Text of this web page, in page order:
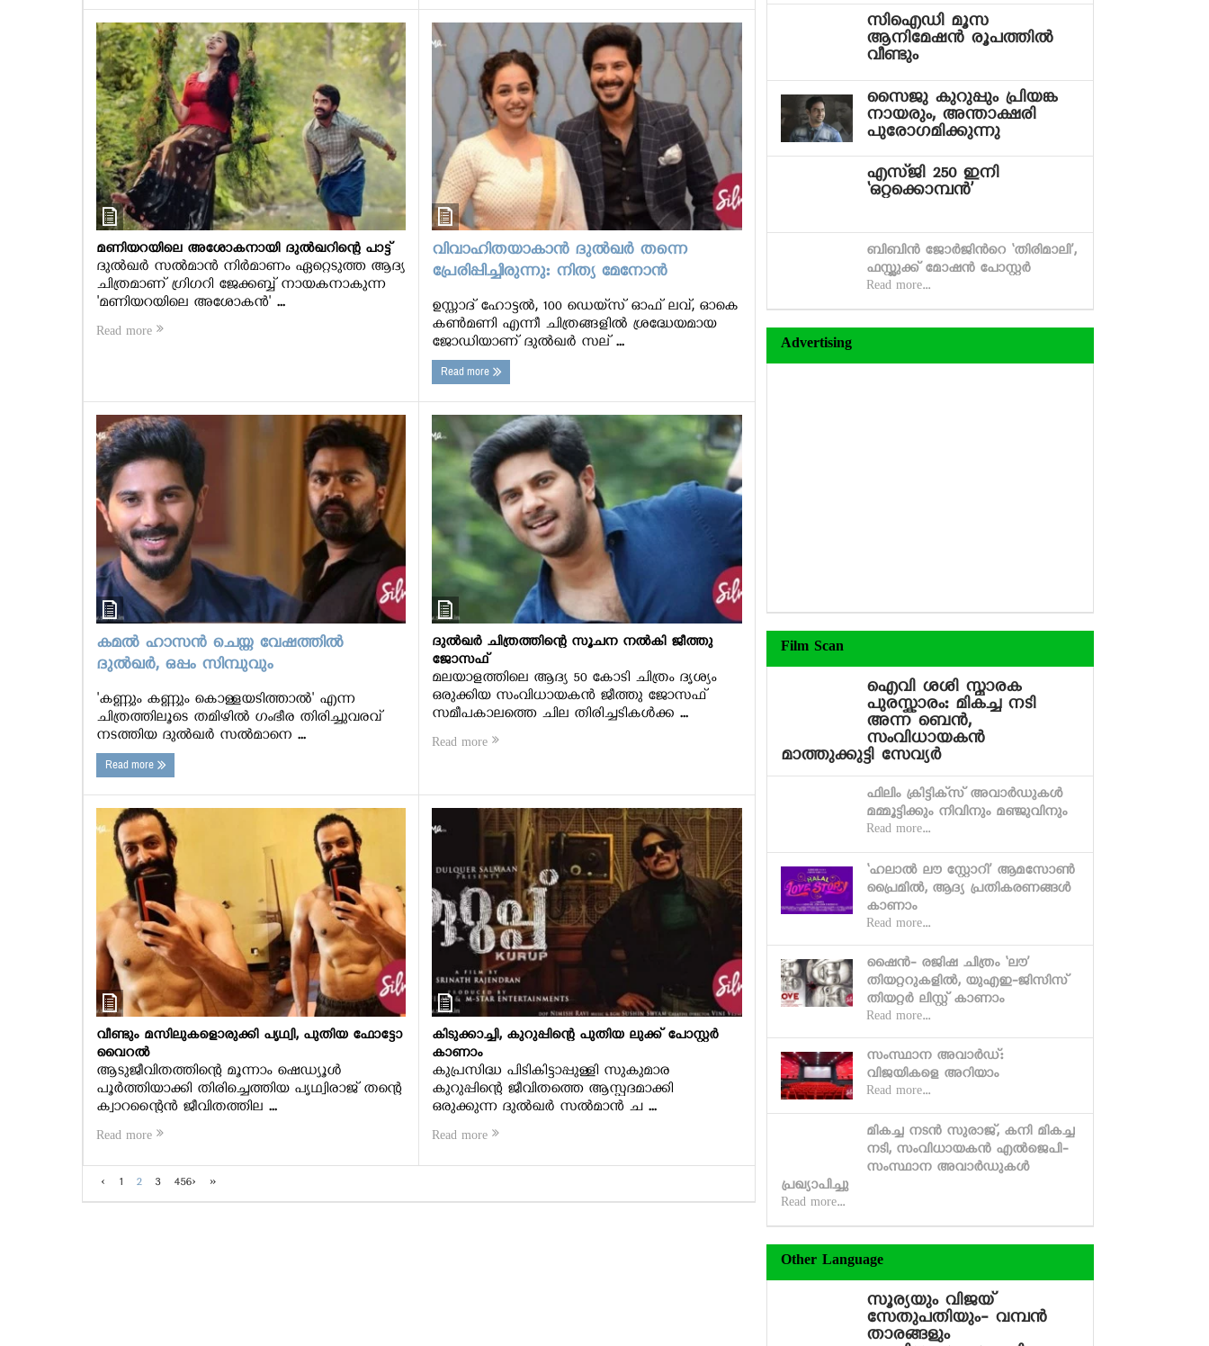
മണിയറയിലെ അശോകനായി ദുല്‍ഖറിന്റെ പാട്ട്
ദുല്‍ഖര്‍ സല്‍മാന്‍ നിര്‍മാണം ഏറ്റെടുത്ത ആദ്യ
ചിത്രമാണ് ഗ്രിഗറി ജേക്കബ്ബ് നായകനാകുന്ന
'മണിയറയിലെ അശോകന്‍' ...
Read more
വിവാഹിതയാകാന്‍ ദുല്‍ഖര്‍ തന്നെ
പ്രേരിപ്പിച്ചിരുന്നു: നിത്യ മേനോന്‍
ഉസ്താദ് ഹോട്ടല്‍, 100 ഡെയ്‌സ് ഓഫ് ലവ്, ഓകെ
കണ്‍മണി എന്നീ ചിത്രങ്ങളില്‍ ശ്രദ്ധേയമായ
ജോഡിയാണ് ദുല്‍ഖര്‍ സല് ...
Read more
കമല്‍ ഹാസന്‍ ചെയ്ത വേഷത്തില്‍
ദുല്‍ഖര്‍, ഒപ്പം സിമ്പുവും
'കണ്ണും കണ്ണും കൊള്ളയടിത്താല്‍' എന്ന
ചിത്രത്തിലൂടെ തമിഴില്‍ ഗംഭീര തിരിച്ചുവരവ്
നടത്തിയ ദുല്‍ഖര്‍ സല്‍മാനെ ...
Read more
ദുല്‍ഖര്‍ ചിത്രത്തിന്റെ സൂചന നല്‍കി ജീത്തു
ജോസഫ്
മലയാളത്തിലെ ആദ്യ 50 കോടി ചിത്രം ദൃശ്യം
ഒരുക്കിയ സംവിധായകന്‍ ജീത്തു ജോസഫ്
സമീപകാലത്തെ ചില തിരിച്ചടികള്‍ക്ക ...
Read more
വീണ്ടും മസിലുകളൊരുക്കി പൃഥ്വി, പുതിയ ഫോട്ടോ
വൈറല്‍
ആടുജീവിതത്തിന്റെ മൂന്നാം ഷെഡ്യൂള്‍
പൂര്‍ത്തിയാക്കി തിരിച്ചെത്തിയ പൃഥ്വിരാജ് തന്റെ
ക്വാറന്റൈന്‍ ജീവിതത്തില ...
Read more
കിടുക്കാച്ചി, കുറുപ്പിന്റെ പുതിയ ലുക്ക് പോസ്റ്റര്‍
കാണാം
കുപ്രസിദ്ധ പിടികിട്ടാപ്പുള്ളി സുകുമാര
കുറുപ്പിന്റെ ജീവിതത്തെ ആസ്പദമാക്കി
ഒരുക്കുന്ന ദുല്‍ഖര്‍ സല്‍മാന്‍ ച ...
Read more
‹ 1 2 3 456› »
സിഐഡി മൂസ
ആനിമേഷന്‍ രൂപത്തില്‍
വീണ്ടും
സൈജു കുറുപ്പും പ്രിയങ്ക
നായരും, അന്താക്ഷരി
പുരോഗമിക്കുന്നു
എസ്ജി 250 ഇനി
‘ഒറ്റക്കൊമ്പൻ’
ബിബിന്‍ ജോര്‍ജിന്‍റെ ‘തിരിമാലി’,
ഫസ്റ്റ്ലുക്ക് മോഷന്‍ പോസ്റ്റര്‍
Read more...
Advertising
Film Scan
ഐവി ശശി സ്മാരക
പുരസ്കാരം: മികച്ച നടി
അന്ന ബെന്‍,
സംവിധായകന്‍
മാത്തുക്കുട്ടി സേവ്യര്‍
ഫിലിം ക്രിട്ടിക്‌സ് അവാര്‍ഡുകള്‍
മമ്മൂട്ടിക്കും നിവിനും മഞ്ജുവിനും
Read more...
‘ഹലാല്‍ ലൗ സ്റ്റോറി’ ആമസോണ്‍
പ്രൈമില്‍, ആദ്യ പ്രതികരണങ്ങള്‍
കാണാം
Read more...
ഷൈന്‍- രജിഷ ചിത്രം ‘ലൗ’
തിയറ്ററുകളില്‍, യുഎഇ-ജിസിസ്
തിയറ്റര്‍ ലിസ്റ്റ് കാണാം
Read more...
സംസ്ഥാന അവാര്‍ഡ്:
വിജയികളെ അറിയാം
Read more...
മികച്ച നടന്‍ സുരാജ്, കനി മികച്ച
നടി, സംവിധായകന്‍ എല്‍ജെപി-
സംസ്ഥാന അവാര്‍ഡുകള്‍
പ്രഖ്യാപിച്ചു
Read more...
Other Language
സൂര്യയും വിജയ്
സേതുപതിയും- വമ്പന്‍
താരങ്ങളും